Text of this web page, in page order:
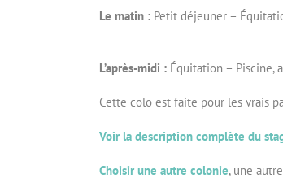
Le matin :Petit déjeuner –
L’après-midi : Équitation – Piscine,
Cette colo est faite pour les vrais
Voir la description complète du
Choisir une autre colonie, une